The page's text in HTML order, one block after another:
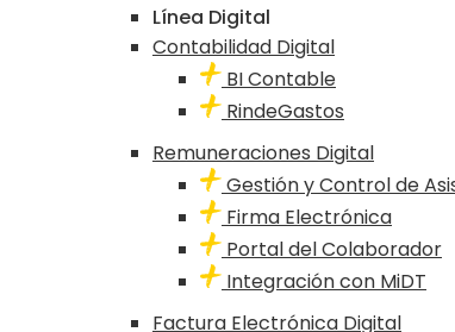
Línea Digital
Contabilidad Digital
BI Contable
RindeGastos
Remuneraciones Digital
Gestión y Control de
Firma Electrónica
Portal del Colaborador
Integración con MiDT
Factura Electrónica Digital